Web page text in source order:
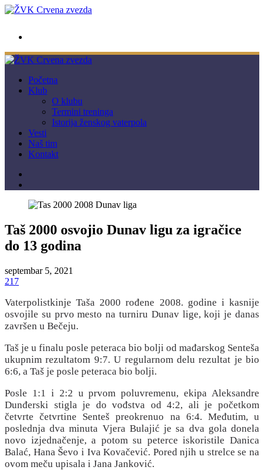
Početna
Klub
O klubu
Termini treninga
Istorija ženskog vaterpola
Vesti
Naš tim
Kontakt
Taš 2000 osvojio Dunav ligu za igračice
do 13 godina
septembar 5, 2021
217
Vaterpolistkinje Taša 2000 rođene 2008. godine i kasnije
osvojile su prvo mesto na turniru Dunav lige, koji je danas
završen u Bečeju.
Taš je u finalu posle peteraca bio bolji od mađarskog Senteša
ukupnim rezultatom 9:7. U regularnom delu rezultat je bio
6:6, a Taš je posle peteraca bio bolji.
Posle 1:1 i 2:2 u prvom poluvremenu, ekipa Aleksandre
Dunđerski stigla je do vođstva od 4:2, ali je početkom
četvrte četvrtine Senteš preokrenuo na 6:4. Međutim, u
poslednja dva minuta Vjera Bulajić je sa dva gola donela
novo izjednačenje, a potom su peterce iskoristile Danica
Balać, Hana Ševo i Iva Kovačević. Pored njih u strelce se na
ovom meču upisala i Jana Janković.